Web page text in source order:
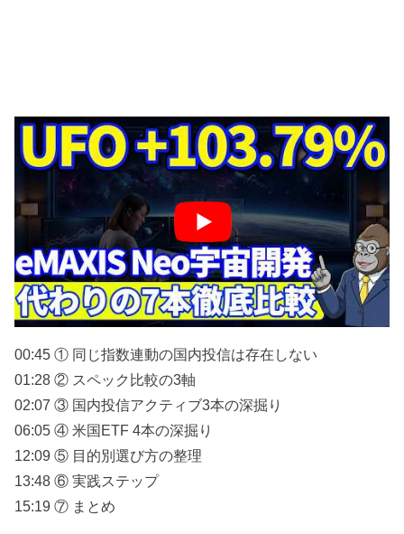
eMAXIS Neo宇宙開発の代替はあるのか？
信託報酬0.792%と1.925%、約2.4倍の差。20年積み立て
で数百万円の手取りが変わります。
これは代替ファンドを探しているあなたが、一番見落と
しやすいのはこのコスト差です。
今日は国内投信3本、米国ETF4本、合わせて7本を5軸ス
パイダーチャートで徹底比較します。
00:45 ① 同じ指数連動の国内投信は存在しない
01:28 ② スペック比較の3軸
02:07 ③ 国内投信アクティブ3本の深掘り
06:05 ④ 米国ETF 4本の深掘り
12:09 ⑤ 目的別選び方の整理
13:48 ⑥ 実践ステップ
15:19 ⑦ まとめ